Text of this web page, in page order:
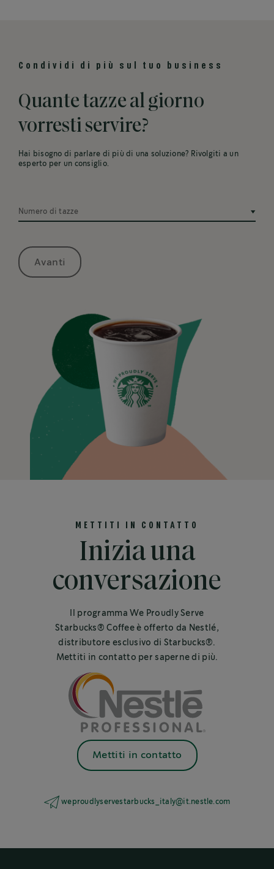
Condividi di più sul tuo business
Quante tazze al giorno
vorresti servire?
Hai bisogno di parlare di più di una soluzione? Rivolgiti a un
esperto per un consiglio.
Numero di tazze
Avanti
METTITI IN CONTATTO
Inizia una
conversazione
Il programma We Proudly Serve
Starbucks® Coffee è offerto da Nestlé,
distributore esclusivo di Starbucks®.
Mettiti in contatto per saperne di più.
Mettiti in contatto
weproudlyservestarbucks_italy@it.nestle.com